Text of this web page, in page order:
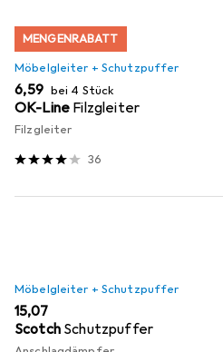
MENGENRABATT
Möbelgleiter + Schutzpuffer
EUR
6,59 bei 4 Stück
OK-Line Filzgleiter
Filzgleiter
36
Möbelgleiter + Schutzpuffer
EUR
15,07
Scotch Schutzpuffer